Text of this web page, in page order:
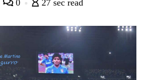
gr
a
ed
In
di
vi
0 27 sec read